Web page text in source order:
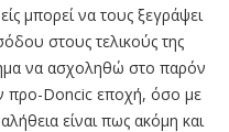
μπορεί να τους ξεγράψει
στους τελικούς της
να ασχοληθώ στο παρόν
προ-Doncic εποχή, όσο με
είναι πως ακόμη και